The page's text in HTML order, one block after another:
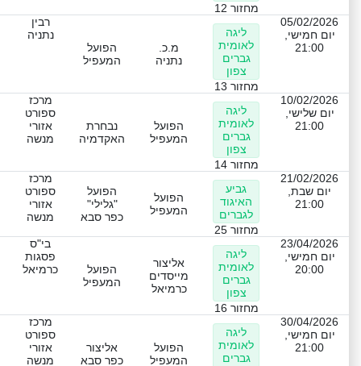
מחזור 12
05/02/2026
יום חמישי,
21:00
ליגה
לאומית
גברים
צפון
מחזור 13
מ.כ.
נתניה
הפועל
המעפיל
רבין
נתניה
10/02/2026
יום שלישי,
21:00
ליגה
לאומית
גברים
צפון
מחזור 14
הפועל
המעפיל
נבחרת
האקדמיה
מרכז
ספורט
אזורי
מנשה
21/02/2026
יום שבת,
21:00
גביע
האיגוד
לגברים
מחזור 25
הפועל
המעפיל
הפועל
"גלילי"
כפר סבא
מרכז
ספורט
אזורי
מנשה
23/04/2026
יום חמישי,
20:00
ליגה
לאומית
גברים
צפון
מחזור 16
אליצור
מייסדים
כרמיאל
הפועל
המעפיל
בי"ס
פסגות
כרמיאל
30/04/2026
יום חמישי,
21:00
ליגה
לאומית
גברים
הפועל
המעפיל
אליצור
כפר סבא
מרכז
ספורט
אזורי
מנשה